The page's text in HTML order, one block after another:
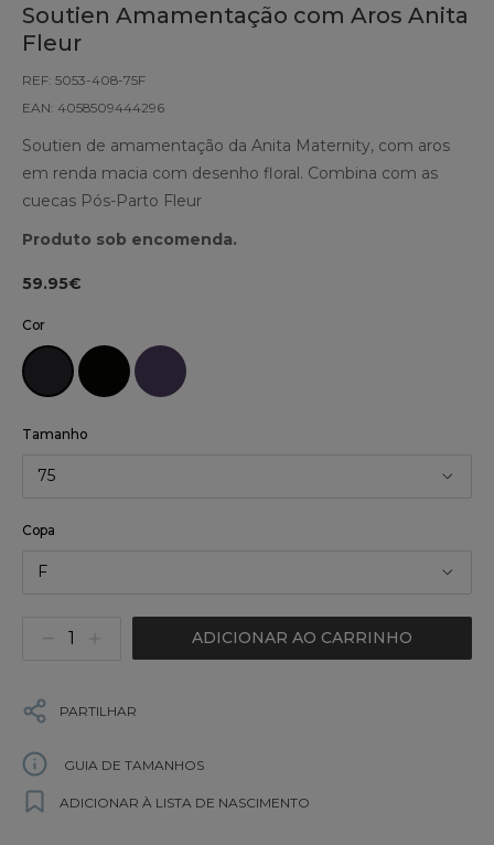
Soutien Amamentação com Aros Anita
Fleur
REF: 5053-408-75F
EAN: 4058509444296
Soutien de amamentação da Anita Maternity, com aros
em renda macia com desenho floral. Combina com as
cuecas Pós-Parto Fleur
Produto sob encomenda.
59.95€
Cor
Tamanho
75
Copa
F
ADICIONAR AO CARRINHO
PARTILHAR
GUIA DE TAMANHOS
ADICIONAR À LISTA DE NASCIMENTO